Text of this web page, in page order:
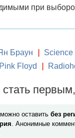
при
Браун Science
Pink Floyd
оставить без
. Анонимные